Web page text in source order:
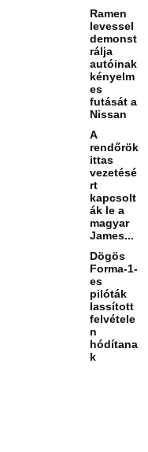
Ramen
levessel
demonst
rálja
autóinak
kényelm
es
futását a
Nissan
A
rendőrök
ittas
vezetésé
rt
kapcsolt
ák le a
magyar
James...
Dögös
Forma-1-
es
pilóták
lassított
felvétele
n
hódítana
k